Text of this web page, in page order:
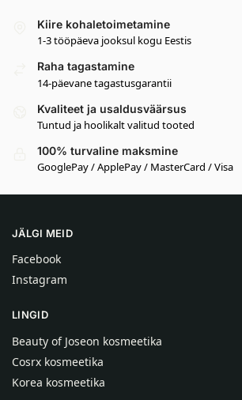
Kiire kohaletoimetamine
1-3 tööpäeva jooksul kogu Eestis
Raha tagastamine
14-päevane tagastusgarantii
Kvaliteet ja usaldusväärsus
Tuntud ja hoolikalt valitud tooted
100% turvaline maksmine
GooglePay / ApplePay / MasterCard / Visa
JÄLGI MEID
Facebook
Instagram
LINGID
Beauty of Joseon kosmeetika
Cosrx kosmeetika
Korea kosmeetika